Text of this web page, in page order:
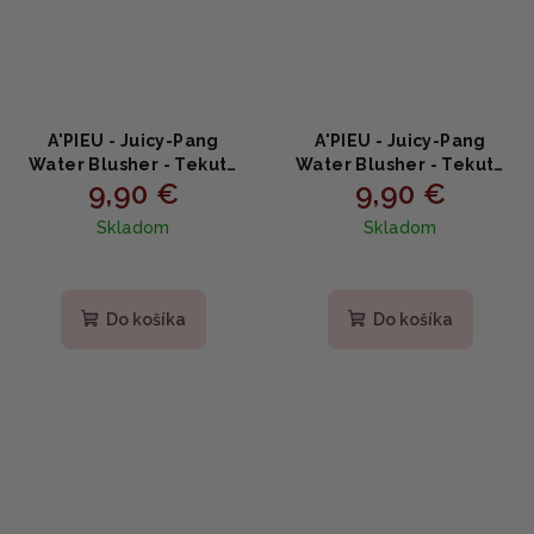
A'PIEU - Juicy-Pang
Water Blusher - Tekutá
lícenka s ovocnými
extraktmi pre šťavnatý
vzhľad #CR02
9,90 €
Skladom
Do košíka
A'PIEU - Juicy-Pang
Water Blusher - Tekutá
lícenka s figovým
extraktom a ovocnými
olejmi BE01 Fig Water 9g
9,90 €
Skladom
Do košíka